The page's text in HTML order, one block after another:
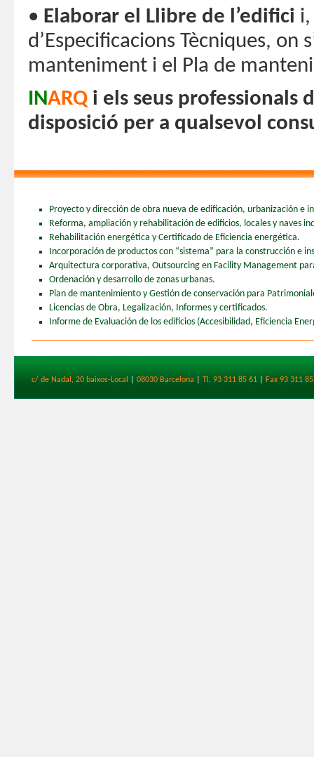
• Elaborar el Llibre de l’edifici
d’Especificacions Tècniques, on
manteniment i el Pla de
INARQ i els seus professionals
disposició per a qualsevol
Proyecto y dirección de obra nueva de edificación, urbanización e
Reforma, ampliación y rehabilitación de edificios, locales y naves
Rehabilitación energética y Certificado de Eficiencia energética.
Incorporación de productos con “sistema” para la construcción e
Arquitectura corporativa, Outsourcing en Facility Management
Ordenación y desarrollo de zonas urbanas.
Plan de mantenimiento y Gestión de conservación para
Licencias de Obra, Legalización, Informes y certificados.
Informe de Evaluación de los edificios (Accesibilidad, Eficiencia
c/ de Nadal, 20 baixos-Local 08030 Barcelona Tl. 93 311 85 61 Fax 93 311